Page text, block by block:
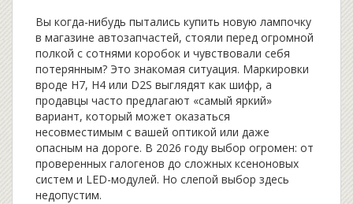
Вы когда-нибудь пытались купить новую лампочку
в магазине автозапчастей, стояли перед огромной
полкой с сотнями коробок и чувствовали себя
потерянным? Это знакомая ситуация. Маркировки
вроде H7, H4 или D2S выглядят как шифр, а
продавцы часто предлагают «самый яркий»
вариант, который может оказаться
несовместимым с вашей оптикой или даже
опасным на дороге. В 2026 году выбор огромен: от
проверенных галогенов до сложных ксеноновых
систем и LED-модулей. Но слепой выбор здесь
недопустим.